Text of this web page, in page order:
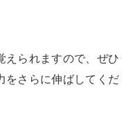
えられますので、ぜひ
をさらに伸ばしてくだ